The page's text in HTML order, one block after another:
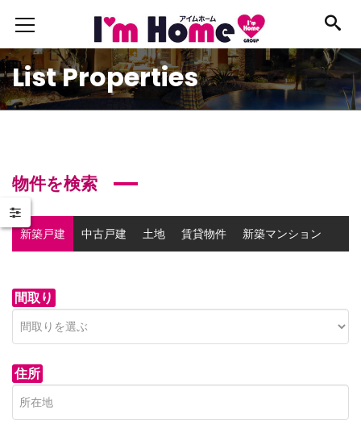
List Properties
物件を検索
新築戸建 中古戸建 土地 賃貸物件 新築マンション
間取り
住所